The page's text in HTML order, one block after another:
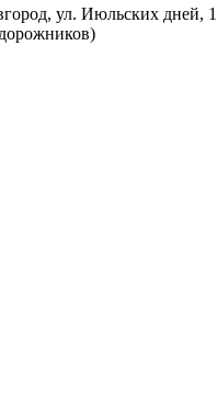
ул. Июльских дней,